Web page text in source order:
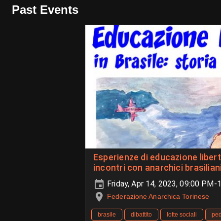
Past Events
Esperienze di educazione
incontri con anarchici
Friday, Apr 14, 2023, 09:00 PM-
Federazione Anarchica Torinese
brasile dibattito lotte sociali